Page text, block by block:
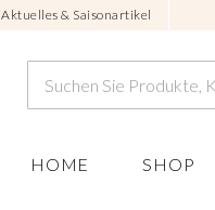
Aktuelles & Saisonartikel
HOME SHOP